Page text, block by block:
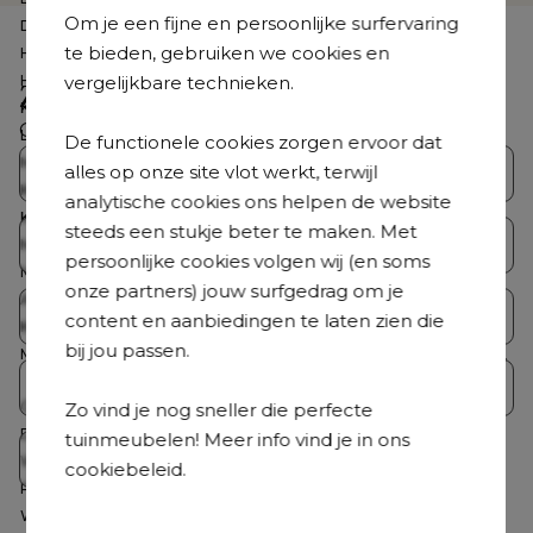
Om je een fijne en persoonlijke surfervaring
te bieden, gebruiken we cookies en
vergelijkbare technieken.
De functionele cookies zorgen ervoor dat
alles op onze site vlot werkt, terwijl
analytische cookies ons helpen de website
steeds een stukje beter te maken. Met
persoonlijke cookies volgen wij (en soms
onze partners) jouw surfgedrag om je
content en aanbiedingen te laten zien die
bij jou passen.
Zo vind je nog sneller die perfecte
tuinmeubelen! Meer info vind je in ons
cookiebeleid.
Diepte
80 cm
Hoogte
67 cm
Hoogte zitting
30 cm
Kussen(s) inbegrepen
Loungetafel inbegrepen
Nee
Merk
Bristol à la carte
Kleur frame
Kleur kussens
Beige
Materiaal zitting
Materiaal frame
Aluminium
Aantal personen
1 persoon
Kleur
Roestbruin
Materiaal
All Weather Cosytica, Aluminium,
Gemonteerd
Nee
Detailkleur kussen
Althea Chalk
Wasbare hoes
Roestvrij frame
Weerbestendigheid tuinmeubel
Zoek je iets anders?
Ontdek ons volledig aanbod
Bristol Collecties Loungesets
Tuintafelsets Tuintafels
Tuinstoelen Ligstoelen
Op = Op